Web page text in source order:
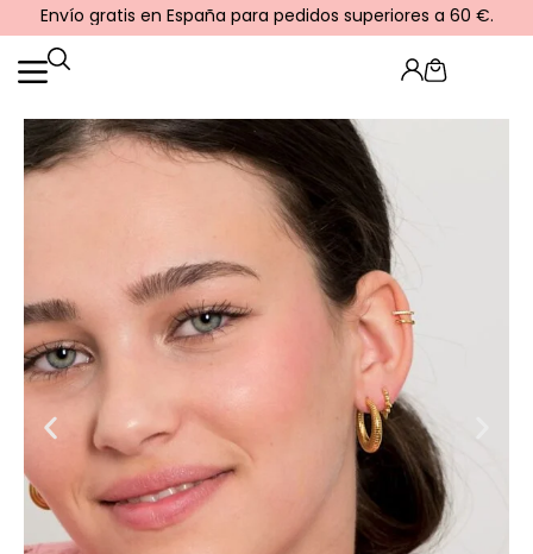
al
contenido
Envío gratis en España para pedidos superiores a 60 €.
Cart